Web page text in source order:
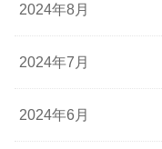
2024年8月
2024年7月
2024年6月